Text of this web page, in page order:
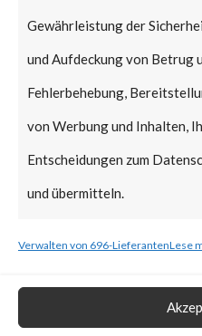
Gewährleistung der
und Aufdeckung von Betrug
Fehlerbehebung,
von Werbung und Inhalten,
Entscheidungen zum
und übermitteln.
Verwalten von 696-LieferantenLese
that the Mirai
deployed to
Archer AX21
added the
Known
(KEV) catalog
What is the